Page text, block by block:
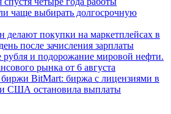
чаще выбирать долгосрочную
делают покупки на маркетплейсах в
после зачисления зарплаты
рубля и подорожание мировой нефти.
рынка от 6 августа
BitMart: биржа с лицензиями в
США остановила выплаты